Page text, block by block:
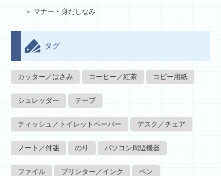
マナー・身だしなみ
タグ
カッター／はさみ コーヒー／紅茶 コピー用紙
シュレッダー テープ
ティッシュ／トイレットペーパー デスク／チェア
ノート／付箋 のり パソコン周辺機器
ファイル プリンター／インク ペン